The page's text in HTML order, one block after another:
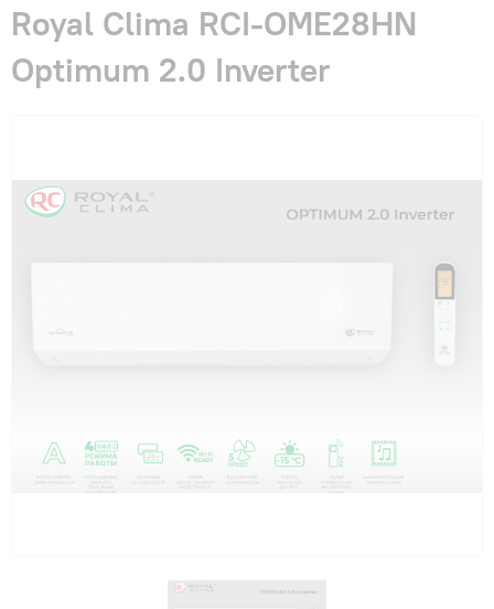
Гарантия и сервис
Контакты
Royal Clima RCI-OME28HN
Optimum 2.0 Inverter